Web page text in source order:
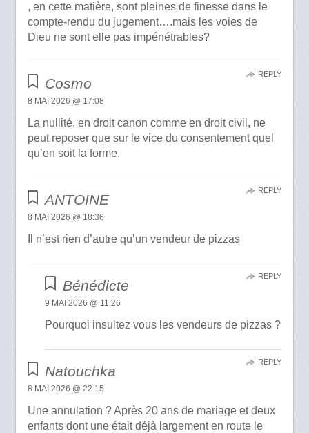
, en cette matière, sont pleines de finesse dans le
compte-rendu du jugement….mais les voies de
Dieu ne sont elle pas impénétrables?
Cosmo
8 MAI 2026 @ 17:08
La nullité, en droit canon comme en droit civil, ne
peut reposer que sur le vice du consentement quel
qu’en soit la forme.
REPLY
ANTOINE
8 MAI 2026 @ 18:36
Il n’est rien d’autre qu’un vendeur de pizzas
REPLY
Bénédicte
9 MAI 2026 @ 11:26
Pourquoi insultez vous les vendeurs de pizzas ?
REPLY
Natouchka
8 MAI 2026 @ 22:15
Une annulation ? Après 20 ans de mariage et deux
enfants dont une était déjà largement en route le
REPLY